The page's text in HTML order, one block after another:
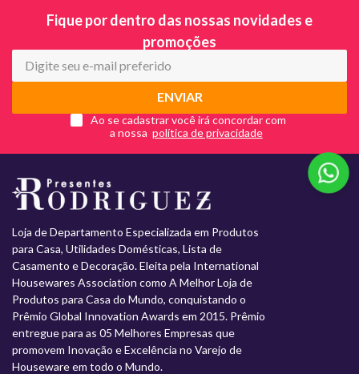
Fique por dentro das nossas novidades e
promoções
ENVIAR
Ao se cadastrar você irá concordar com
a nossa
Loja de Departamento Especializada em Produtos
para Casa, Utilidades Domésticas, Lista de
Casamento e Decoração. Eleita pela International
Housewares Association como A Melhor Loja de
Produtos para Casa do Mundo, conquistando o
Prêmio Global Innovation Awards em 2015. Prêmio
entregue para as 05 Melhores Empresas que
promovem Inovação e Excelência no Varejo de
Houseware em todo o Mundo.